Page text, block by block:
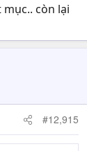
to the world
cut
slowing
to run
possibility
còn lại
#12,915